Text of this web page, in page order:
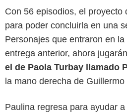
Con 56 episodios, el proyecto
para poder concluirla en una
Personajes que entraron en
entrega anterior, ahora jugarán
el de Paola Turbay llamado
la mano derecha de
Paulina regresa para ayudar